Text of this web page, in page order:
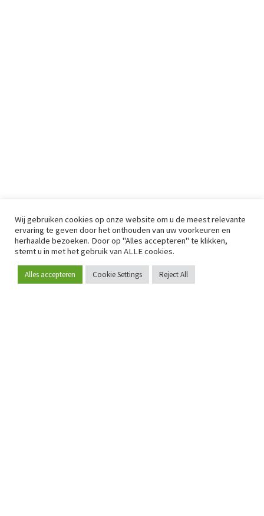
Word lid
Wij gebruiken cookies op onze website om u de meest relevante
ervaring te geven door het onthouden van uw voorkeuren en
herhaalde bezoeken. Door op "Alles accepteren" te klikken,
stemt u in met het gebruik van ALLE cookies.
Alles accepteren Cookie Settings Reject All